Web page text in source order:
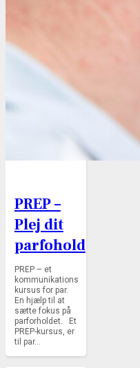
PREP –
Plej dit
parfohold
PREP – et
kommunikations
kursus for par.
En hjælp til at
sætte fokus på
parforholdet. Et
PREP-kursus, er
til par…